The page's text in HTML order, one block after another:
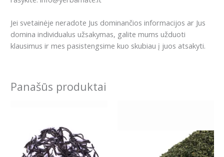
Jei svetainėje neradote Jus dominančios informacijos ar Jus
domina individualus užsakymas, galite mums užduoti
klausimus ir mes pasistengsime kuo skubiau į juos atsakyti.
Panašūs produktai
12.99€
has
multiple
variants.
through
14.79€
multiple
variants.